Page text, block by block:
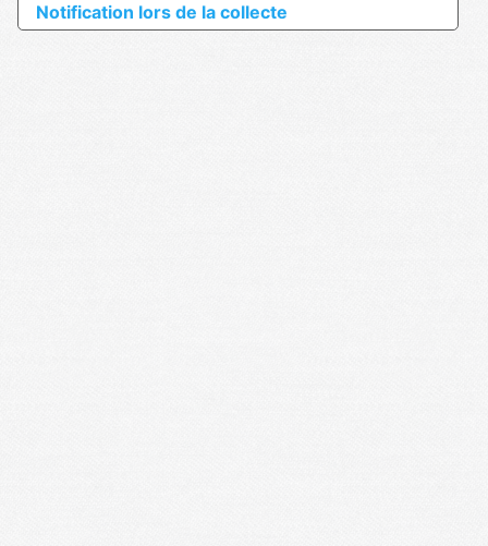
Notification lors de la collecte